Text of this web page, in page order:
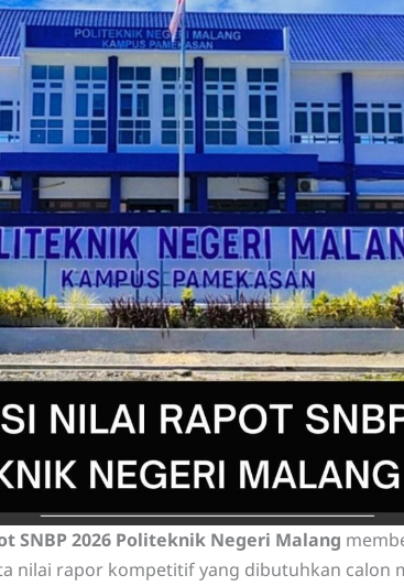
SNBP 2026 Politeknik Negeri Malang
nilai rapor kompetitif yang dibutuhkan calon